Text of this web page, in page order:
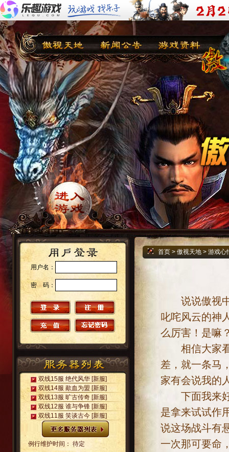
用户名：
密 码：
双线15服 绝代风华 [新服]
双线14服 歃血为盟 [新服]
双线13服 旷古传奇 [新服]
双线12服 谁与争锋 [新服]
双线11服 笑谈古今 [新服]
例行维护时间： 待定
首页 > 傲视天地 > 游戏心
说说傲视中
叱咤风云的神
么厉害！是嘛
相信大家看
差，就一条马
家有会说我的
下面我来好
是拿来试试作
说这场战斗有
一次那可要命